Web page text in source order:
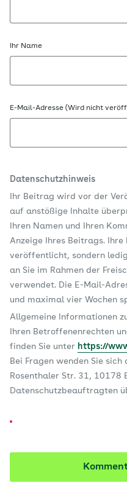
Ihr Name
E-Mail-Adresse (Wird nicht
Datenschutzhinweis
Ihr Beitrag wird vor der
auf anstößige Inhalte
Ihren Namen und Ihren
Anzeige Ihres Beitrags.
veröffentlicht, sondern
an Sie im Rahmen der
verwendet. Die E-Mail-
und maximal vier Wochen
Allgemeine Informationen
Ihren Betroffenenrechten
finden Sie unter https://
Bei Fragen wenden Sie sich
Rosenthaler Str. 31, 10178
Datenschutzbeauftragten